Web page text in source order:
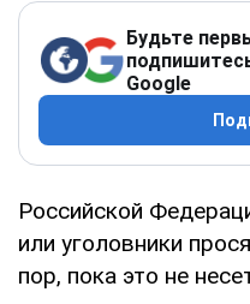
Будьте
Google
Российской
или уголовники
пор, пока это не